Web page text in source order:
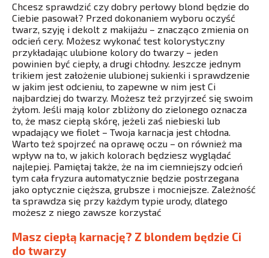
Chcesz sprawdzić czy dobry perłowy blond będzie do
Ciebie pasował? Przed dokonaniem wyboru oczyść
twarz, szyję i dekolt z makijażu – znacząco zmienia on
odcień cery. Możesz wykonać test kolorystyczny
przykładając ulubione kolory do twarzy – jeden
powinien być ciepły, a drugi chłodny. Jeszcze jednym
trikiem jest założenie ulubionej sukienki i sprawdzenie
w jakim jest odcieniu, to zapewne w nim jest Ci
najbardziej do twarzy. Możesz też przyjrzeć się swoim
żyłom. Jeśli mają kolor zbliżony do zielonego oznacza
to, że masz ciepłą skórę, jeżeli zaś niebieski lub
wpadający we fiolet – Twoja karnacja jest chłodna.
Warto też spojrzeć na oprawę oczu – on również ma
wpływ na to, w jakich kolorach będziesz wyglądać
najlepiej. Pamiętaj także, że na im ciemniejszy odcień
tym cała fryzura automatycznie będzie postrzegana
jako optycznie cięższa, grubsze i mocniejsze. Zależność
ta sprawdza się przy każdym typie urody, dlatego
możesz z niego zawsze korzystać
Masz ciepłą karnację? Z blondem będzie Ci
do twarzy